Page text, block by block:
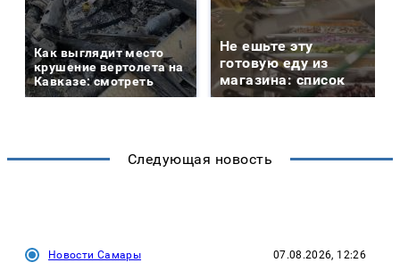
Как выглядит место
крушение вертолета на
Кавказе: смотреть
Не ешьте эту
готовую еду из
магазина: список
Следующая новость
Новости Самары 07.08.2026, 12:26